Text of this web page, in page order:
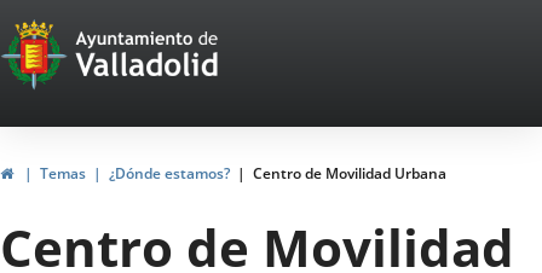
Portal
Web
del
Ayuntamiento
de
HomeTemas ¿Dónde estamos? Centro de Movilidad Urbana
Centro de Movilidad